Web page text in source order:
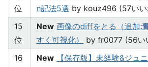
位
n記法5選 by kouz496 (57いい
15
位
New 画像のdiffをとる（追加:
すく可視化）
by fr0077 (56い
16
New
【保存版】未経験&ジ